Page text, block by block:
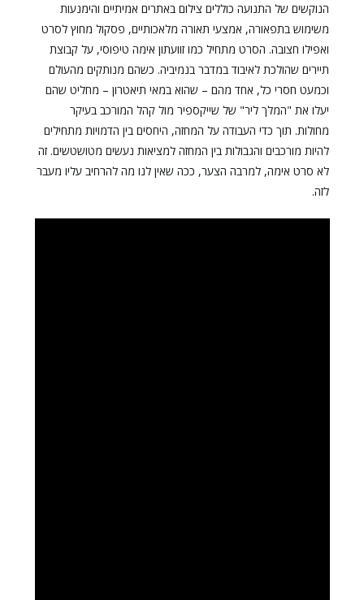
הנוקשים של התנועה כוללים צילום באתרים אמיתיים והימנעות
משימוש בתפאורה, אמצעי תאורה מלאכותיים, פסקול מחוץ לסרט
ואפילו חצובה. הסרט מתחיל כמו זוועתון אימה טיפוסי, על קבוצת
תיירים שהולכת לאיבוד במדבר בנמיביה. כשהם מנותקים מהעולם
וכמעט חסרי כל, אחד מהם – שהוא במאי תיאטרון – מחליט שהם
יעלו את "המלך ליר" של שייקספיר מול קהל המורכב בעיקר
מחולות. תוך כדי העבודה על המחזה, היחסים בין הדמויות מתחילים
להיות מורכבים והגבולות בין המחזה למציאות נעשים מטושטשים. זה
לא סרט אימה, למרבה הצער, ככה שאין לנו מה להרחיב עליו מעבר
לזה.